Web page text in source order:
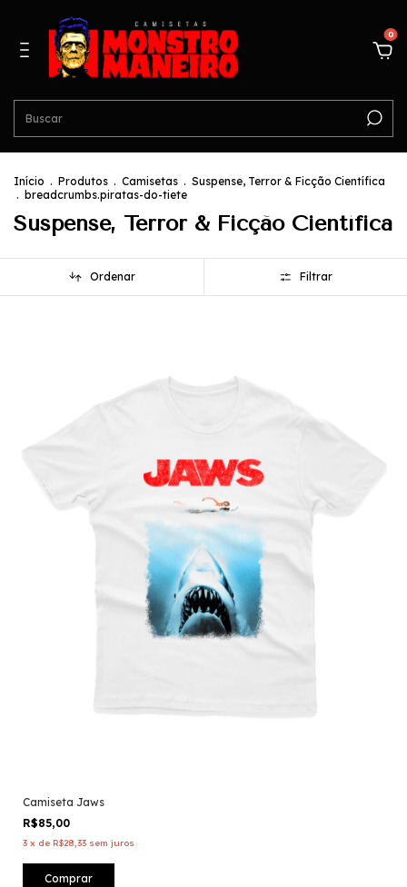
0
Início . Produtos . Camisetas . Suspense, Terror & Ficção Científica
. breadcrumbs.piratas-do-tiete
Suspense, Terror & Ficção Científica
Ordenar Filtrar
Camiseta Jaws
R$85,00
3 x de R$28,33 sem juros
Comprar